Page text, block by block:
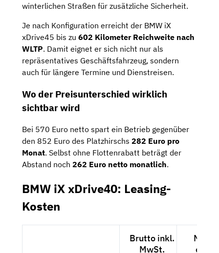
winterlichen Straßen für zusätzliche Sicherheit.
Je nach Konfiguration erreicht der BMW iX
xDrive45 bis zu 602 Kilometer Reichweite nach
WLTP. Damit eignet er sich nicht nur als
repräsentatives Geschäftsfahrzeug, sondern
auch für längere Termine und Dienstreisen.
Wo der Preisunterschied wirklich
sichtbar wird
Bei 570 Euro netto spart ein Betrieb gegenüber
den 852 Euro des Platzhirschs 282 Euro pro
Monat. Selbst ohne Flottenrabatt beträgt der
Abstand noch 262 Euro netto monatlich.
BMW iX xDrive40: Leasing-
Kosten
Brutto inkl.
MwSt.
Netto
exkl.